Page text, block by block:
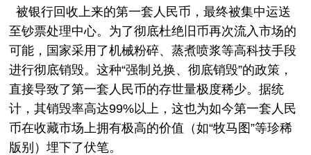
被银行回收上来的第一套人民币，最终被集中运送
至钞票处理中心。为了彻底杜绝旧币再次流入市场的
可能，国家采用了机械粉碎、蒸煮喷浆等高科技手段
进行彻底销毁。这种“强制兑换、彻底销毁”的政策，
直接导致了第一套人民币的存世量极度稀少。据统
计，其销毁率高达99%以上，这也为如今第一套人民
币在收藏市场上拥有极高的价值（如“牧马图”等珍稀
版别）埋下了伏笔。